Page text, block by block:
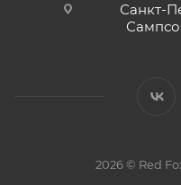
Санкт-
2026 © Red